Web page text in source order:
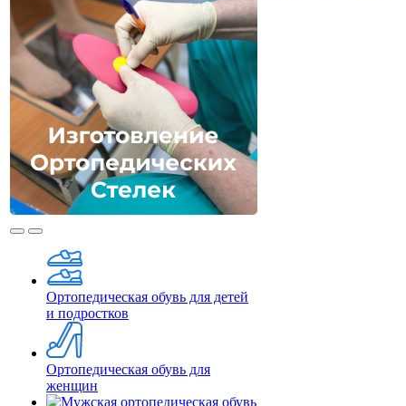
Ортопедическая обувь для детей
и подростков
Ортопедическая обувь для
женщин